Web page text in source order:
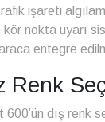
işareti
nokta uyarı
entegre
Renk
dış renk